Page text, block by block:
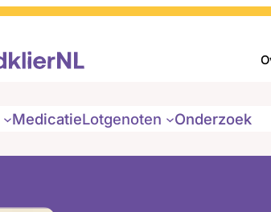
MedicatieLotgenoten Onderzoek